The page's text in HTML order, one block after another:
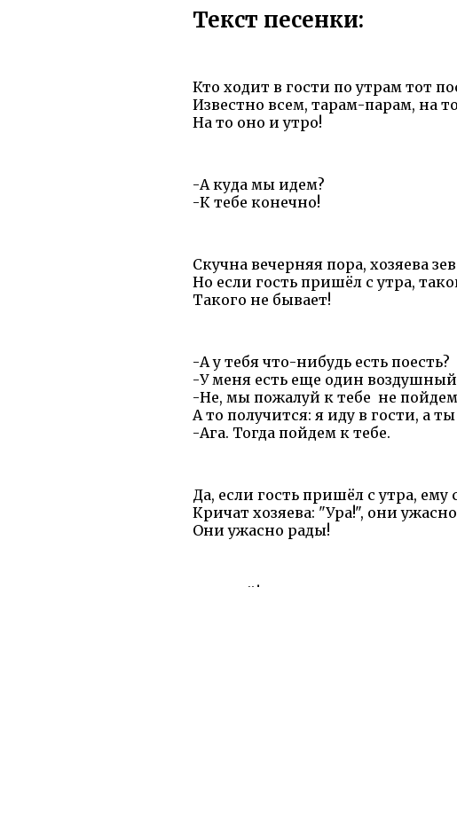
Текст песенки:
Кто ходит в гости по утрам тот
Известно всем, тарам-парам, на
На то оно и утро!
-А куда мы идем?
-К тебе конечно!
Скучна вечерняя пора, хозяева
Но если гость пришёл с утра,
Такого не бывает!
-А у тебя что-нибудь есть поесть?
-У меня есть еще один
-Не, мы пожалуй к тебе не
А то получится: я иду в гости, а
-Ага. Тогда пойдем к тебе.
Да, если гость пришёл с утра, ему
Кричат хозяева: "Ура!", они
Они ужасно рады!
-Постой! Теперь получается, что